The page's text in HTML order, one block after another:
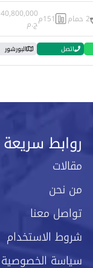
2 حمام 151م 40,800,000
ج.م
اتصل البورشور
روابط سريعة
مقالات
من نحن
تواصل معنا
شروط الاستخدام
سياسة الخصوصية